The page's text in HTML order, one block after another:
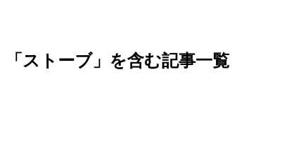
「ストーブ」を含む記事一覧